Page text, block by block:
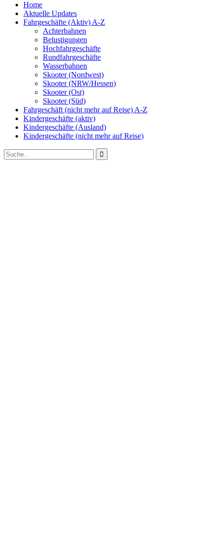
Home
Aktuelle Updates
Fahrgeschäfte (Aktiv) A-Z
Achterbahnen
Belustigungen
Hochfahrgeschäfte
Rundfahrgeschäfte
Wasserbahnen
Skooter (Nordwest)
Skooter (NRW/Hessen)
Skooter (Ost)
Skooter (Süd)
Fahrgeschäft (nicht mehr auf Reise) A-Z
Kindergeschäfte (aktiv)
Kindergeschäfte (Ausland)
Kindergeschäfte (nicht mehr auf Reise)